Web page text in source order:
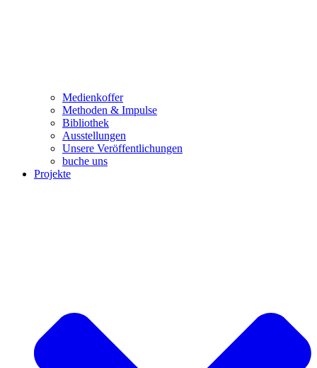
Medienkoffer
Methoden & Impulse
Bibliothek
Ausstellungen
Unsere Veröffentlichungen
buche uns
Projekte